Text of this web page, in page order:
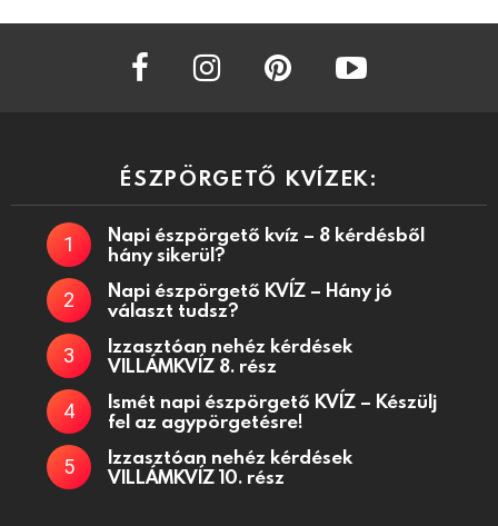
facebook instagram
ÉSZPÖRGETŐ KVÍZEK:
Napi észpörgető kvíz – 8 kérdésből
hány sikerül?
Napi észpörgető KVÍZ – Hány jó
választ tudsz?
Izzasztóan nehéz kérdések
VILLÁMKVÍZ 8. rész
Ismét napi észpörgető KVÍZ – Készülj
fel az agypörgetésre!
Izzasztóan nehéz kérdések
VILLÁMKVÍZ 10. rész